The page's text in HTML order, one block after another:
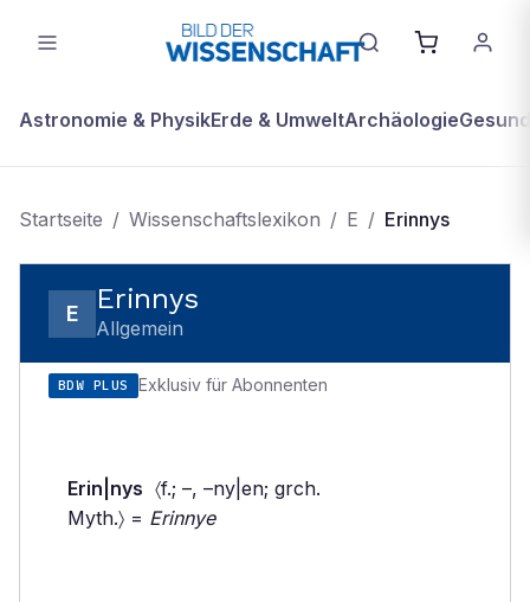
Astronomie & PhysikErde & UmweltArchäologie
Startseite / Wissenschaftslexikon / E / Erinnys
E Erinnys
Allgemein
BDW PLUS Exklusiv für Abonnenten
Erin|nys 〈f.; –, –ny|en; grch.
Myth.〉 = Erinnye